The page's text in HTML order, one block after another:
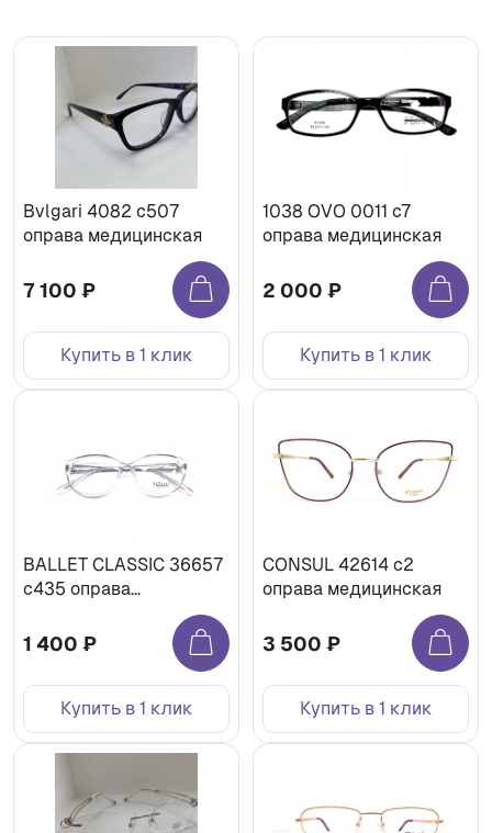
Bvlgari 4082 с507
оправа медицинская
7 100 ₽
Купить в 1 клик
1038 OVO 0011 с7
оправа медицинская
2 000 ₽
Купить в 1 клик
BALLET CLASSIC 36657
c435 оправа
1 400 ₽
Купить в 1 клик
CONSUL 42614 c2
оправа медицинская
3 500 ₽
Купить в 1 клик